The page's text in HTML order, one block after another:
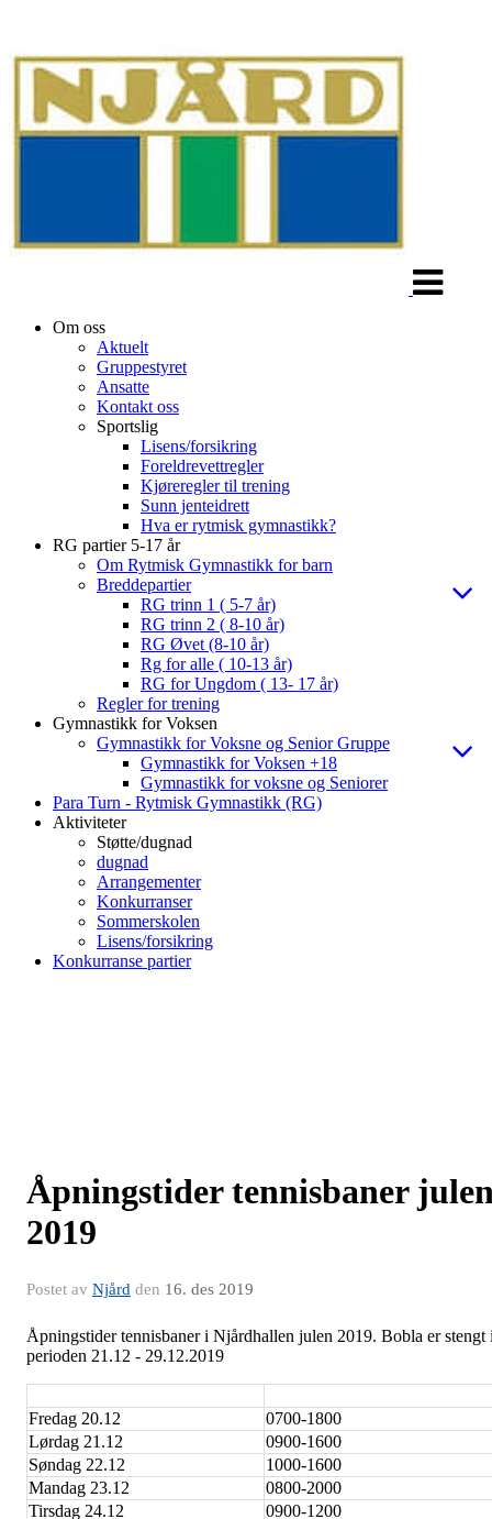
Om oss
Aktuelt
Gruppestyret
Ansatte
Kontakt oss
Sportslig
Lisens/forsikring
Foreldrevettregler
Kjøreregler til trening
Sunn jenteidrett
Hva er rytmisk gymnastikk?
RG partier 5-17 år
Om Rytmisk Gymnastikk for barn
Breddepartier
RG trinn 1 ( 5-7 år)
RG trinn 2 ( 8-10 år)
RG Øvet (8-10 år)
Rg for alle ( 10-13 år)
RG for Ungdom ( 13- 17 år)
Regler for trening
Gymnastikk for Voksen
Gymnastikk for Voksne og Senior Gruppe
Gymnastikk for Voksen +18
Gymnastikk for voksne og Seniorer
Para Turn - Rytmisk Gymnastikk (RG)
Aktiviteter
Støtte/dugnad
dugnad
Arrangementer
Konkurranser
Sommerskolen
Lisens/forsikring
Konkurranse partier
Åpningstider tennisbaner
2019
Postet av Njård den 16. des 2019
Åpningstider tennisbaner i Njårdhallen julen 2019. Bobla er stengt
perioden 21.12 - 29.12.2019
Fredag 20.12
0700-1800
Lørdag 21.12
0900-1600
Søndag 22.12
1000-1600
Mandag 23.12
0800-2000
Tirsdag 24.12
0900-1200